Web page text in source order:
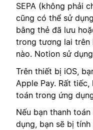
SEPA (không phải
cũng có thể sử dụng
bằng thẻ đã lưu
trong tương lai trên
nào. Notion sử dụng
Trên thiết bị iOS,
Apple Pay. Rất
toán trong ứng
Nếu bạn thanh
dụng, bạn sẽ bị